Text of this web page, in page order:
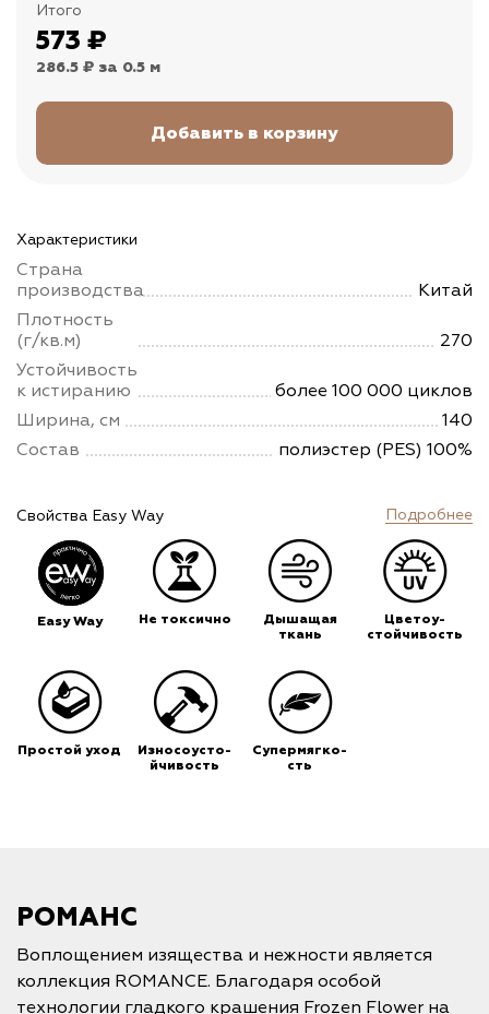
Итого
573 ₽
286.5 ₽ за 0.5 м
Характеристики
Страна
производства
Китай
Плотность
(г/кв.м)
270
Устойчивость
к истиранию
более 100 000 циклов
Ширина, см
140
Состав
полиэстер (PES) 100%
Свойства Easy Way Подробнее
Easy Way Не токсично
Дышащая
ткань
Цветоу-
стойчивость
Простой уход
Износоусто-
йчивость
Супермягко-
сть
РОМАНС
Воплощением изящества и нежности является
коллекция ROMANCE. Благодаря особой
технологии гладкого крашения Frozen Flower на